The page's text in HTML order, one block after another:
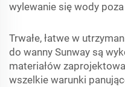
wylewanie się wody poza
Trwałe, łatwe w
do wanny Sunway są
materiałów
wszelkie warunki